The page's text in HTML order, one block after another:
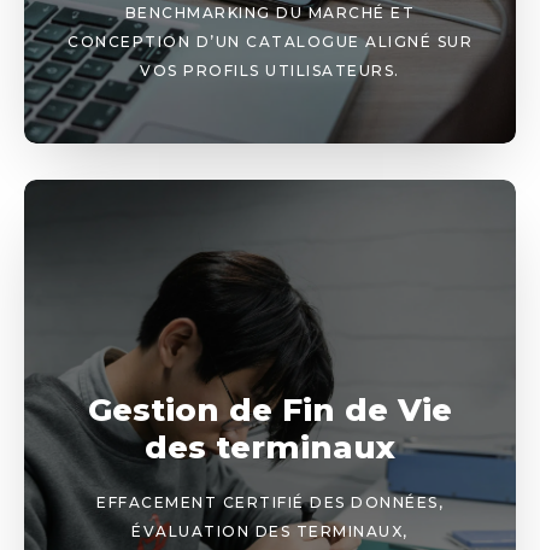
BENCHMARKING DU MARCHÉ ET
CONCEPTION D’UN CATALOGUE ALIGNÉ SUR
VOS PROFILS UTILISATEURS.
Gestion de Fin de Vie
des terminaux
EFFACEMENT CERTIFIÉ DES DONNÉES,
ÉVALUATION DES TERMINAUX,